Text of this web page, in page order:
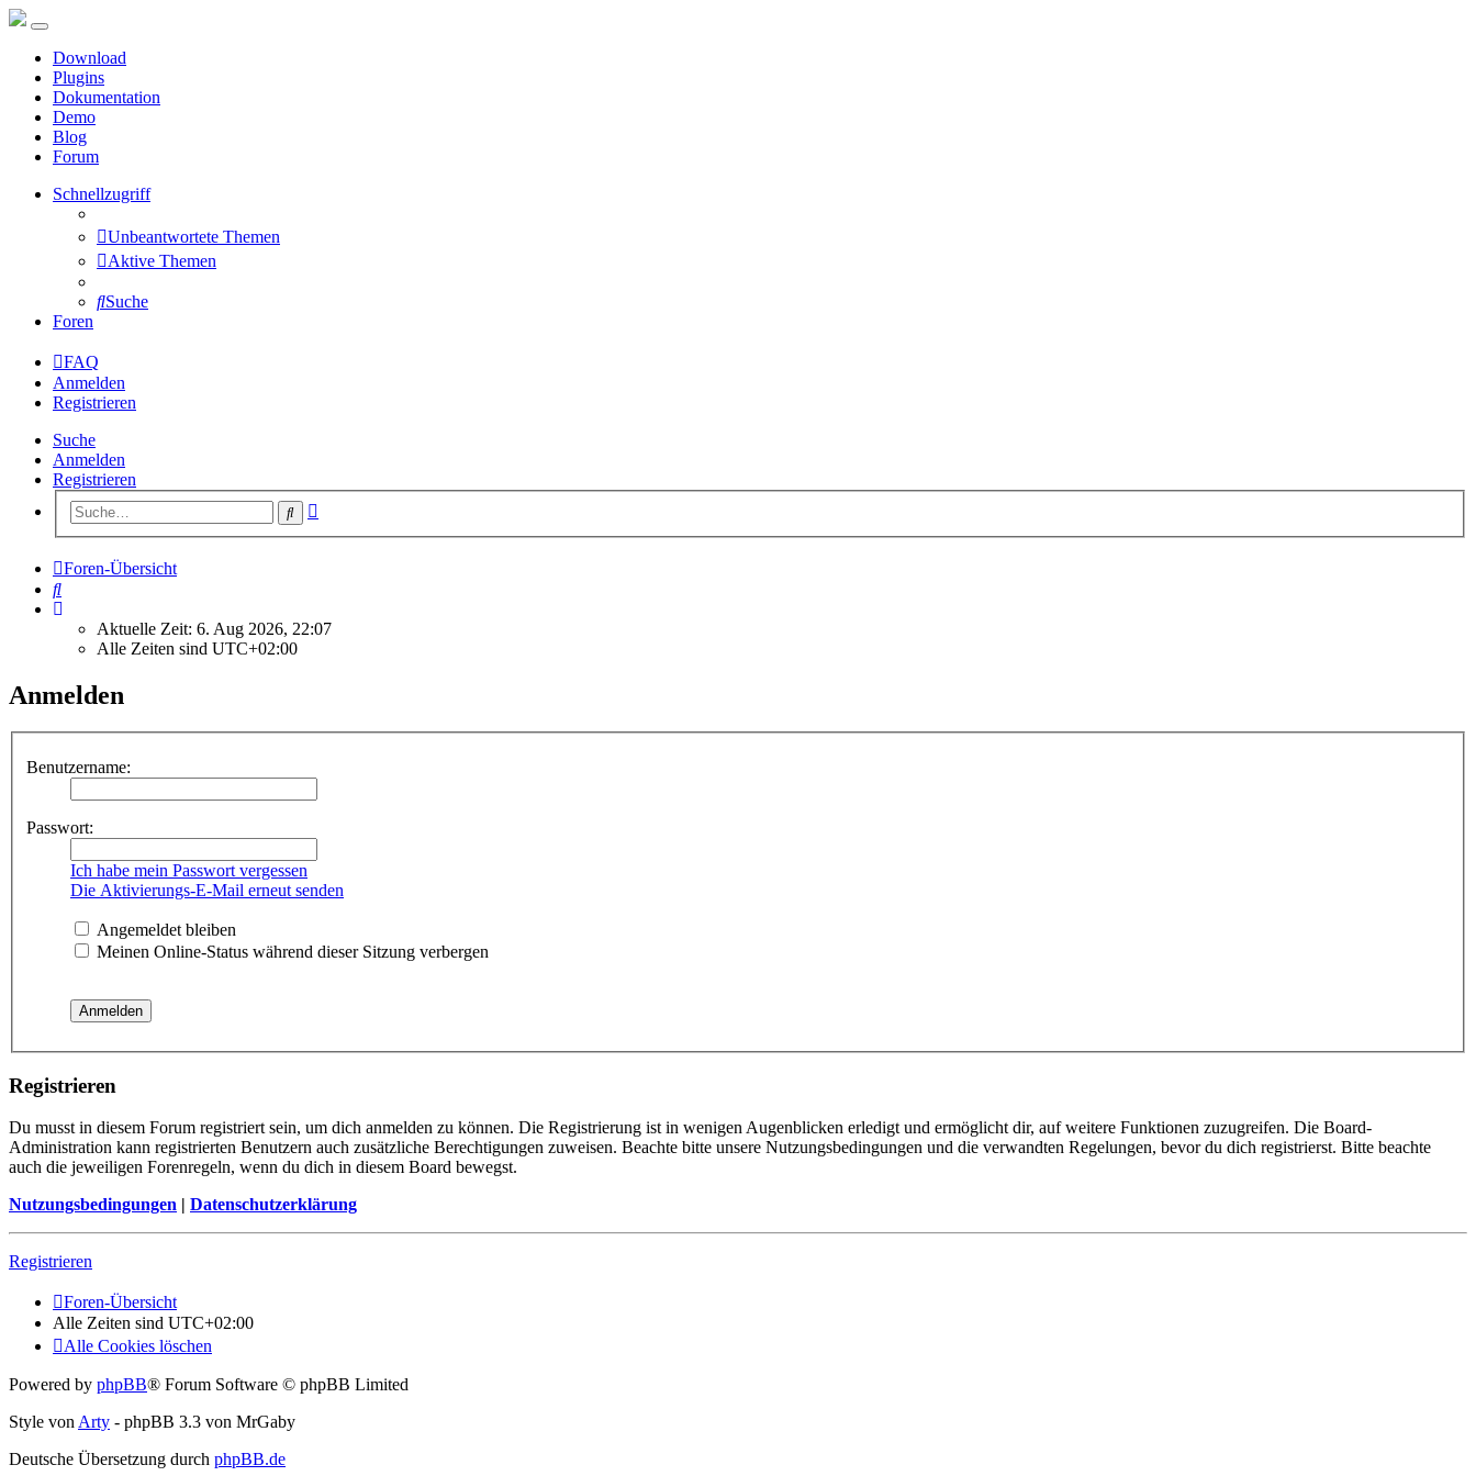
Download
Plugins
Dokumentation
Demo
Blog
Forum
Schnellzugriff
Unbeantwortete Themen
Aktive Themen
Suche
Foren
FAQ
Anmelden
Registrieren
Suche
Anmelden
Registrieren
Suche
Foren-Übersicht
Suche
Aktuelle Zeit: 6. Aug 2026, 22:07
Alle Zeiten sind UTC+02:00
Anmelden
Benutzername:
Passwort:
Ich habe mein Passwort vergessen
Die Aktivierungs-E-Mail erneut senden
Angemeldet bleiben
Meinen Online-Status während dieser Sitzung verbergen
Registrieren
Du musst in diesem Forum registriert sein, um dich anmelden zu können. Die Registrierung ist in wenigen Augenblicken erledigt und ermöglicht dir, auf weitere Funktionen zuzugreifen. Die Board-
Administration kann registrierten Benutzern auch zusätzliche Berechtigungen zuweisen. Beachte bitte unsere Nutzungsbedingungen und die verwandten Regelungen, bevor du dich registrierst. Bitte beachte
auch die jeweiligen Forenregeln, wenn du dich in diesem Board bewegst.
Nutzungsbedingungen | Datenschutzerklärung
Registrieren
Foren-Übersicht
Alle Zeiten sind UTC+02:00
Alle Cookies löschen
Powered by phpBB® Forum Software © phpBB Limited
Style vonArty - phpBB 3.3 von MrGaby
Deutsche Übersetzung durch phpBB.de